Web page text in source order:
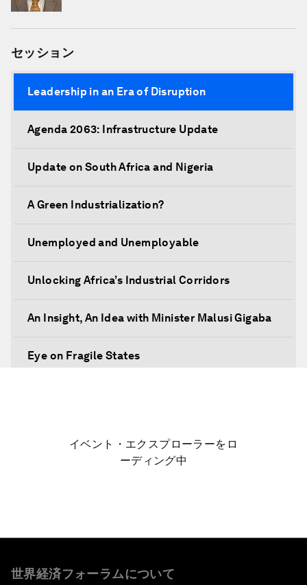
セッション
Leadership in an Era of Disruption
Agenda 2063: Infrastructure Update
Update on South Africa and Nigeria
A Green Industrialization?
Unemployed and Unemployable
Unlocking Africa’s Industrial Corridors
An Insight, An Idea with Minister Malusi Gigaba
Eye on Fragile States
Africa in the New Global Context
イベント・エクスプローラーをロ
ーディング中
世界経済フォーラムについて